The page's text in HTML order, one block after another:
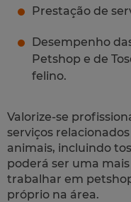
Prestação de
Desempenho
Petshop e de
felino.
Valorize-se
serviços
animais, incluindo
poderá ser uma
trabalhar em
próprio na área.